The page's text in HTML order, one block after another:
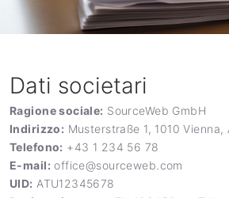
Dati societari
Ragione sociale: SourceWeb GmbH
Indirizzo: Musterstraße 1, 1010 Vienna,
Telefono: +43 1 234 56 78
E-mail: office@sourceweb.com
UID: ATU12345678